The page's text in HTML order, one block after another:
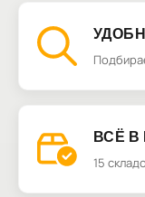
ВСЁ В
15